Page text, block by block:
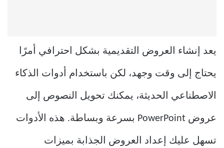
يعد إنشاء العروض التقديمية بشكل احترافي أمرًا
يحتاج إلى وقت وجهد، لكن باستخدام أدوات الذكاء
الاصطناعي الحديثة، يمكنك تحويل النصوص إلى
عروض PowerPoint بسرعة وبساطة. هذه الأدوات
تسهل عليك إعداد العروض الجذابة بميزات